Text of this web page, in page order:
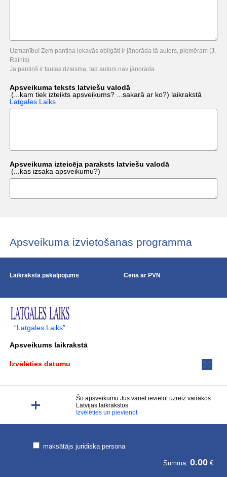
Uzmanību! Zem pantiņa iekavās obligāti ir jānorāda tā autors, piemēram (J.
Rainis)
Ja pantiņš ir tautas dziesma, tad autors nav jānorāda.
Apsveikuma teksts latviešu valodā
(...kam tiek izteikts apsveikums? ...sakarā ar ko?) laikrakstā
Latgales Laiks
Apsveikuma izteicēja paraksts latviešu valodā
(...kas izsaka apsveikumu?)
Apsveikuma izvietošanas programma
Laikraksta pakalpojums Cena ar PVN
“Latgales Laiks”
Apsveikums laikrakstā
Izvēlēties datumu
Šo apsveikumu Jūs variet ievietot uzreiz vairākos
Latvijas laikrakstos
Izvēlēties un pievienot
maksātājs juridiska persona
Summa: 0.00€